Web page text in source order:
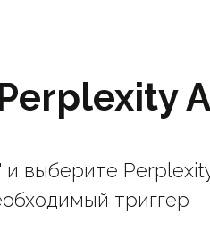
выберите
триггер